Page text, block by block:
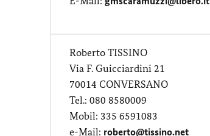
Roberto TISSINO
Via F. Guicciardini 21
70014 CONVERSANO
Tel.: 080 8580009
Mobil: 335 6591083
e-Mail: roberto@tissino.net